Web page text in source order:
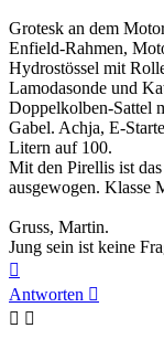
Grotesk an dem
Enfield-Rahmen,
Hydrostössel mit
Lamodasonde und
Doppelkolben-Sattel
Gabel. Achja, E-
Litern auf 100.
Mit den Pirellis ist das
ausgewogen. Klasse
Gruss, Martin.
Jung sein ist keine
oben
Antworten